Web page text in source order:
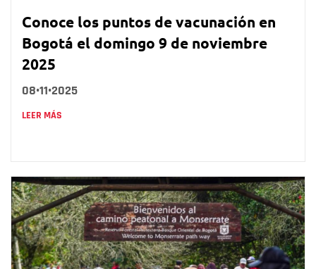
Conoce los puntos de vacunación en
Bogotá el domingo 9 de noviembre
2025
08•11•2025
LEER MÁS